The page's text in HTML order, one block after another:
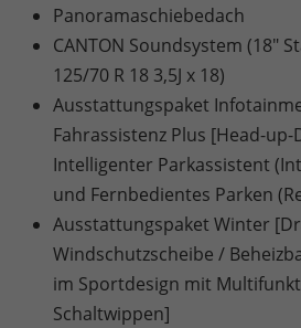
Panoramaschiebedach
CANTON Soundsystem (18"
125/70 R 18 3,5J x 18)
Ausstattungspaket
Fahrassistenz Plus [Head-up-
Intelligenter Parkassistent
und Fernbedientes Parken
Ausstattungspaket Winter
Windschutzscheibe /
im Sportdesign mit
Schaltwippen]